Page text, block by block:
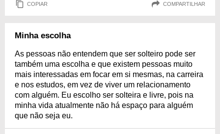
COPIAR COMPARTILHAR
Minha escolha
As pessoas não entendem que ser solteiro pode ser
também uma escolha e que existem pessoas muito
mais interessadas em focar em si mesmas, na carreira
e nos estudos, em vez de viver um relacionamento
com alguém. Eu escolho ser solteira e livre, pois na
minha vida atualmente não há espaço para alguém
que não seja eu.